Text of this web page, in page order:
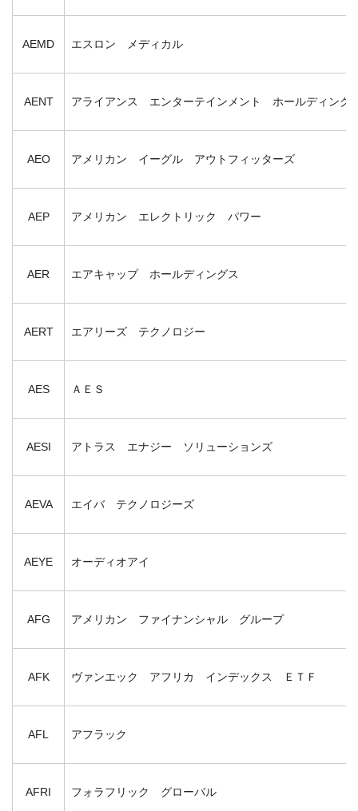
AEMD エスロン メディカル
AENT アライアンス エンターテインメント ホールディング
AEO アメリカン イーグル アウトフィッターズ
AEP アメリカン エレクトリック パワー
AER エアキャップ ホールディングス
AERT エアリーズ テクノロジー
AES ＡＥＳ
AESI アトラス エナジー ソリューションズ
AEVA エイバ テクノロジーズ
AEYE オーディオアイ
AFG アメリカン ファイナンシャル グループ
AFK ヴァンエック アフリカ インデックス ＥＴＦ
AFL アフラック
AFRI フォラフリック グローバル